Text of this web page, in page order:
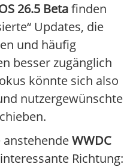
26.5 Betafinden
Updates, die
und häufig
besser zugänglich
könnte sich also
nutzergewünschte
WWDC
Richtung: